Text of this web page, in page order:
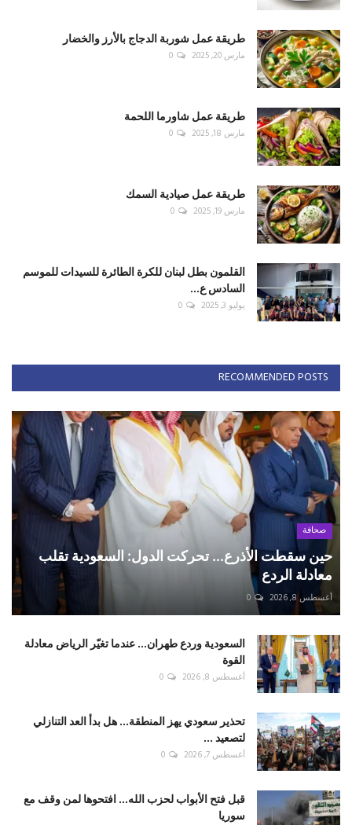
طريقة عمل شوربة الدجاج بالأرز والخضار
مارس 20, 2025 0
طريقة عمل شاورما اللحمة
مارس 18, 2025 0
طريقة عمل صيادية السمك
مارس 19, 2025 0
القلمون بطل لبنان للكرة الطائرة للسيدات للموسم
السادس ع...
يوليو 3, 2025 0
RECOMMENDED POSTS
صحافة
حين سقطت الأذرع... تحركت الدول: السعودية تقلب
معادلة الردع
أغسطس 8, 2026 0
السعودية وردع طهران... عندما تغيّر الرياض معادلة
القوة
أغسطس 8, 2026 0
تحذير سعودي يهز المنطقة... هل بدأ العد التنازلي
لتصعيد ...
أغسطس 7, 2026 0
قبل فتح الأبواب لحزب الله... افتحوها لمن وقف مع
سوريا